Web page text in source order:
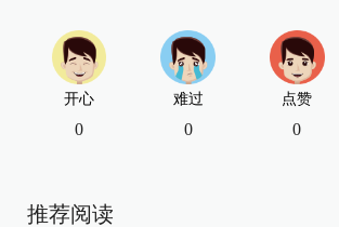
开心
0
难过
0
点赞
0
推荐阅读